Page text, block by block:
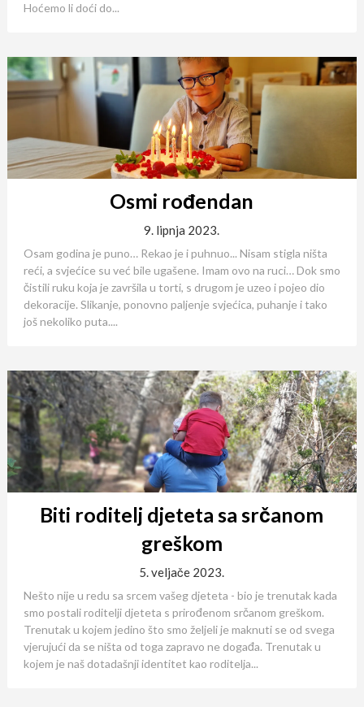
Hoćemo li doći do...
Osmi rođendan
9. lipnja 2023.
Osam godina je puno… Rekao je i puhnuo... Nisam stigla ništa
reći, a svjećice su već bile ugašene. Imam ovo na ruci… Dok smo
čistili ruku koja je završila u torti, s drugom je uzeo i pojeo dio
dekoracije. Slikanje, ponovno paljenje svjećica, puhanje i tako
još nekoliko puta....
Biti roditelj djeteta sa srčanom
greškom
5. veljače 2023.
Nešto nije u redu sa srcem vašeg djeteta - bio je trenutak kada
smo postali roditelji djeteta s prirođenom srčanom greškom.
Trenutak u kojem jedino što smo željeli je maknuti se od svega
vjerujući da se ništa od toga zapravo ne događa. Trenutak u
kojem je naš dotadašnji identitet kao roditelja...